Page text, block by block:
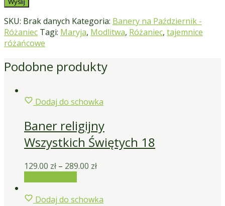
SKU: Brak danych Kategoria: Banery na Październik -
Różaniec Tagi: Maryja, Modlitwa, Różaniec, tajemnice
różańcowe
Podobne produkty
Dodaj do schowka
Baner religijny
Wszystkich Świętych 18
129.00 zł – 289.00 zł
Dodaj do schowka